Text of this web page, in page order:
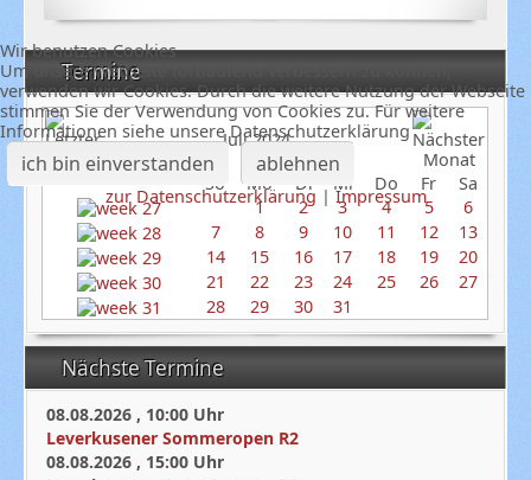
Termine
Juli 2024
So
Mo Di Mi Do Fr
Sa
1
2 3 4 5
6
7
8 9 10 11 12
13
14
15 16 17 18 19
20
21
22 23 24 25 26
27
28
29 30 31
Nächste Termine
08.08.2026 , 10:00 Uhr
Leverkusener Sommeropen R2
08.08.2026 , 15:00 Uhr
Wir benutzen Cookies
Um unsere Webseite fortlaufend verbessern zu können,
verwenden wir Cookies. Durch die weitere Nutzung der Webseite
stimmen Sie der Verwendung von Cookies zu. Für weitere
Informationen siehe unsere Datenschutzerklärung
ich bin einverstanden ablehnen
zur Datenschutzerklärung |Impressum